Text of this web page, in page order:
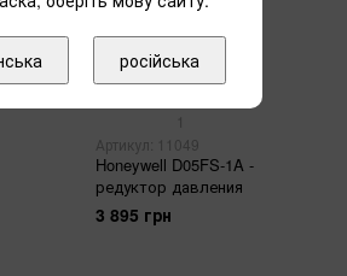
1
Артикул: 11049
Honeywell D05FS-1A -
редуктор давления
3 895 грн
російська